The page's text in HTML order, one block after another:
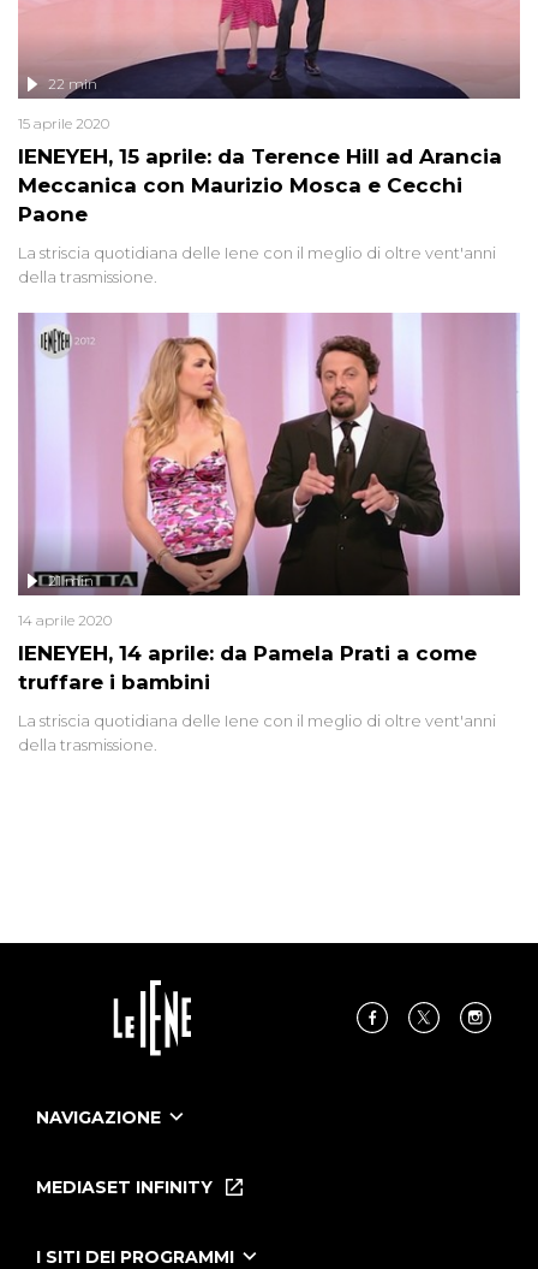
IENEYEH, 15 aprile: da Terence Hill ad Arancia
Meccanica con Maurizio Mosca e Cecchi
Paone
22 min
15 aprile 2020
La striscia quotidiana delle Iene con il meglio di oltre vent'anni
della trasmissione.
IENEYEH, 14 aprile: da Pamela Prati a come
truffare i bambini
21 min
14 aprile 2020
La striscia quotidiana delle Iene con il meglio di oltre vent'anni
della trasmissione.
NAVIGAZIONE
Le Iene Presentano Inside
Tutti i servizi
MEDIASET INFINITY
I SITI DEI PROGRAMMI